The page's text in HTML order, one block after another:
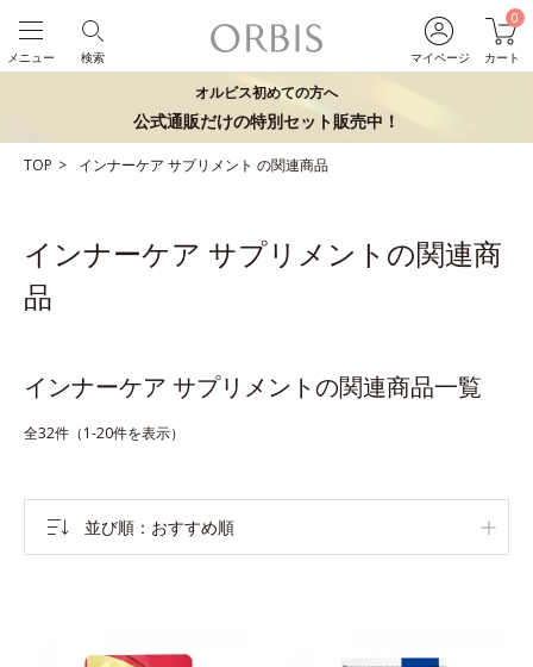
マイページ
0
カート
検索
メニュー
オルビス初めての方へ
公式通販だけの特別セット販売中！
TOP インナーケア サプリメント の関連商品
インナーケア サプリメントの関連商
品
インナーケア サプリメントの関連商品一覧
全32件（1-20件を表示）
並び順 おすすめ順